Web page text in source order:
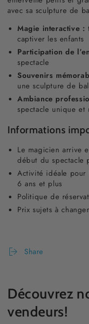
avec sa sculpture de
Magie interactive :
captiver les enfants
Participation de
spectacle
Souvenirs
une sculpture de
Ambiance
spectacle unique et
Informations
Le magicien arrive
début du spectacle
Activité idéale pour
6 ans et plus
Politique de
Prix sujets à
Share
Découvrez
vendeurs!